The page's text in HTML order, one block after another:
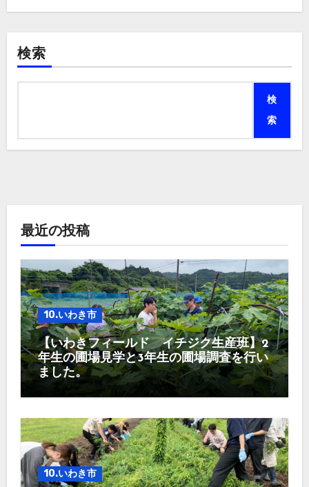
検索
検
索
最近の投稿
10.いわき市
【いわきフィールド イチジク生産班】2
年生の圃場見学と3年生の圃場調査を行い
ました。
10.いわき市